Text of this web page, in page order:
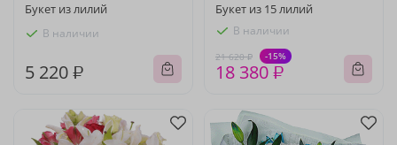
Букет из лилий
В наличии
5 220 ₽
Букет из 15 лилий
В наличии
21 620 ₽ -15%
18 380 ₽